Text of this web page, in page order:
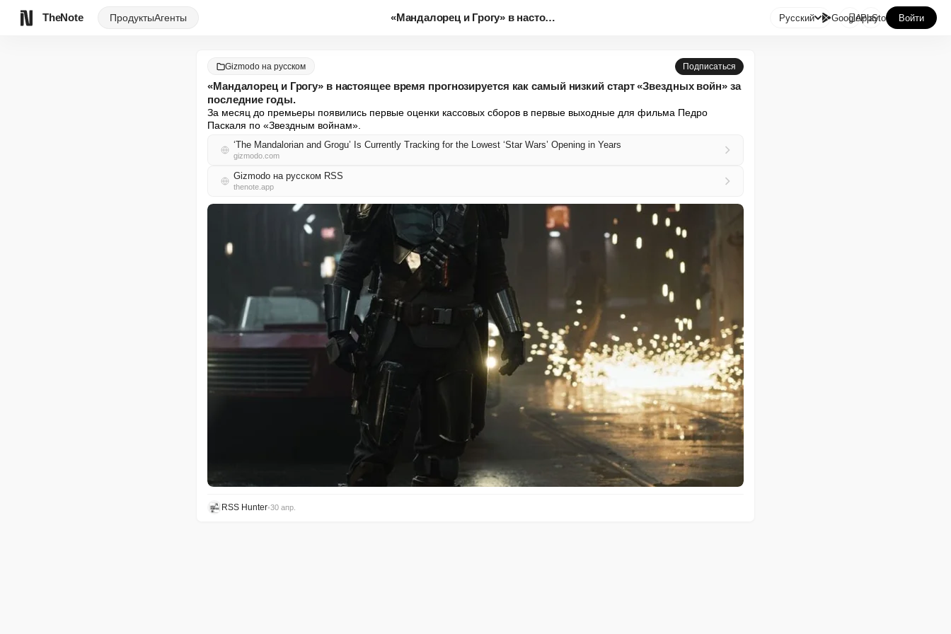
TheNote ПродуктыАгенты «Мандалорец и Грогу» в настоящ... Русский GooglePlay
AppStore Войти
Gizmodo на русском Подписаться
«Мандалорец и Грогу» в настоящее время прогнозируется как самый низкий старт «Звездных войн» за
последние годы.
За месяц до премьеры появились первые оценки кассовых сборов в первые выходные для фильма Педро
Паскаля по «Звездным войнам».
‘The Mandalorian and Grogu’ Is Currently Tracking for the Lowest ‘Star Wars’ Opening in Years
gizmodo.com
Gizmodo на русском RSS
thenote.app
RSS Hunter•30 апр.